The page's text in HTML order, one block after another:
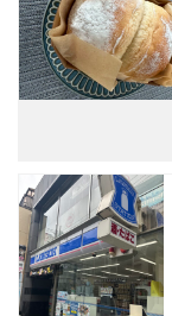
い
る
大
業
施
設
「JIYUGA